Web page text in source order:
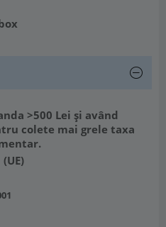
>500 Lei și având
colete mai grele taxa